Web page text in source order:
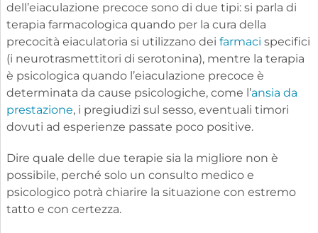
dell’eiaculazione precoce sono di due tipi: si parla di
terapia farmacologica quando per la cura della
precocità eiaculatoria si utilizzano dei farmaci specifici
(i neurotrasmettitori di serotonina), mentre la terapia
è psicologica quando l’eiaculazione precoce è
determinata da cause psicologiche, come l’ansia da
prestazione, i pregiudizi sul sesso, eventuali timori
dovuti ad esperienze passate poco positive.
Dire quale delle due terapie sia la migliore non è
possibile, perché solo un consulto medico e
psicologico potrà chiarire la situazione con estremo
tatto e con certezza.